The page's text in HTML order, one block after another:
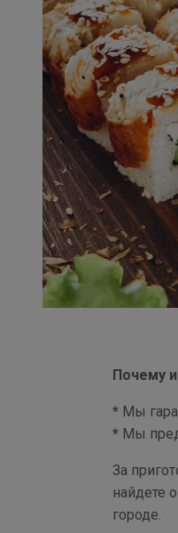
Почему
* Мы
* Мы
За
найдете
городе.